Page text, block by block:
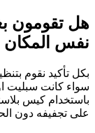
هل تقومون
نفس المكان
بكل تأكيد نقوم
سواء كانت سبليت
باستخدام كيس
على تجفيفه دون